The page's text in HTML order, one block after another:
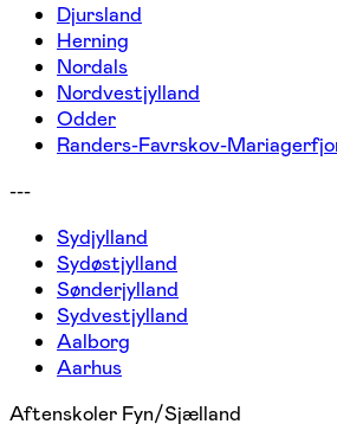
Djursland
Herning
Nordals
Nordvestjylland
Odder
Randers-Favrskov-
---
Sydjylland
Sydøstjylland
Sønderjylland
Sydvestjylland
Aalborg
Aarhus
Aftenskoler Fyn/Sjælland